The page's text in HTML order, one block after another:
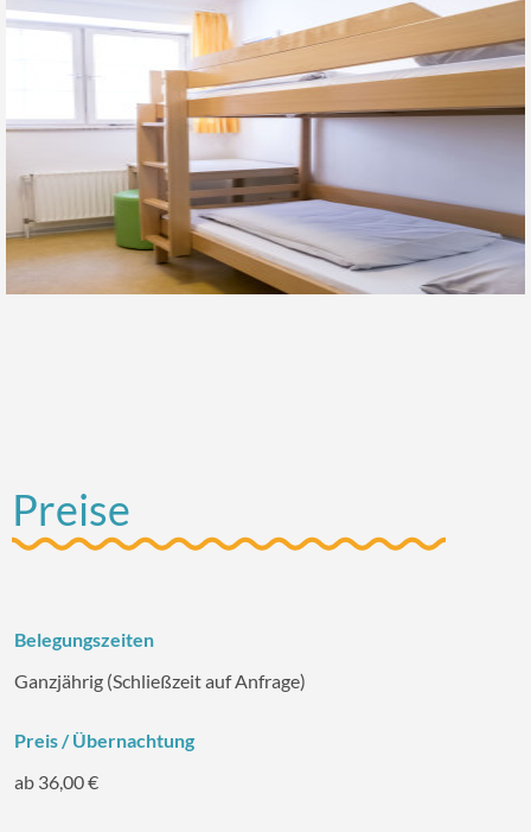
Preise
Belegungszeiten
Ganzjährig (Schließzeit auf Anfrage)
Preis / Übernachtung
ab 36,00 €